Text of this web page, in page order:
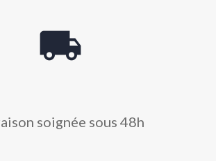
local_shipping
soignée sous 48h